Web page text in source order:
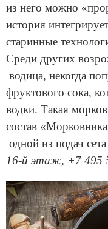
из него можно
история
старинные
Среди других
водица, некогда
фруктового сока,
водки. Такая
состав
одной из подач сета
16-й этаж, +7 495